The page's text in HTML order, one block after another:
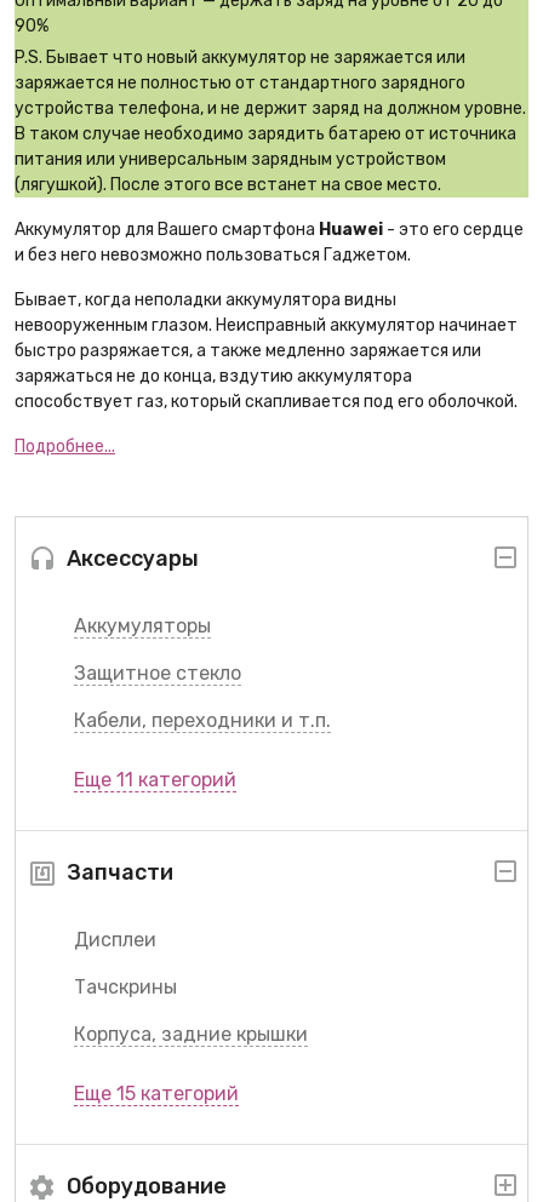
Аксессуары
Аккумуляторы
Защитное стекло
Кабели, переходники и т.п.
Еще 11 категорий
Запчасти
Дисплеи
Тачскрины
Корпуса, задние крышки
Еще 15 категорий
Оборудование
90%
P.S. Бывает что новый аккумулятор не заряжается или
заряжается не полностью от стандартного зарядного
устройства телефона, и не держит заряд на должном уровне.
В таком случае необходимо зарядить батарею от источника
питания или универсальным зарядным устройством
(лягушкой). После этого все встанет на свое место.
Аккумулятор для Вашего смартфона Huawei - это его сердце
и без него невозможно пользоваться Гаджетом.
Бывает, когда неполадки аккумулятора видны
невооруженным глазом. Неисправный аккумулятор начинает
быстро разряжается, а также медленно заряжается или
заряжаться не до конца, вздутию аккумулятора
способствует газ, который скапливается под его оболочкой.
Подробнее...